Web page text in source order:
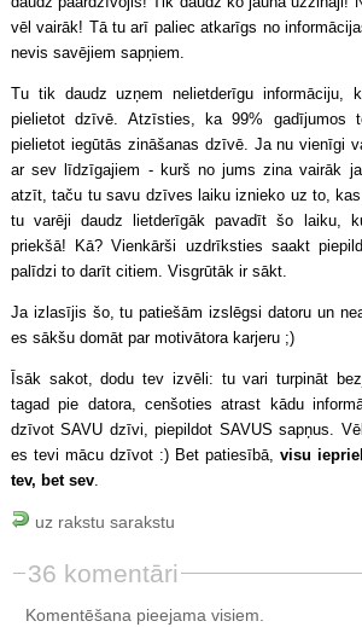
vēl vairāk! Tā tu arī paliec atkarīgs no
nevis savējiem sapņiem.
Tu tik daudz uzņem nelietderīgu informāciju,
pielietot dzīvē. Atzīsties, ka 99% gadījumos
pielietot iegūtās zināšanas dzīvē. Ja nu vienīgi
ar sev līdzīgajiem - kurš no jums zina vairāk
atzīt, taču tu savu dzīves laiku iznieko uz to,
tu varēji daudz lietderīgāk pavadīt šo laiku,
priekšā! Kā? Vienkārši uzdrīksties saakt
palīdzi to darīt citiem. Visgrūtāk ir sākt.
Ja izlasījis šo, tu patiešām izslēgsi datoru un
es sākšu domāt par motivātora karjeru ;)
Īsāk sakot, dodu tev izvēli: tu vari turpināt
tagad pie datora, cenšoties atrast kādu
dzīvot SAVU dzīvi, piepildot SAVUS sapņus.
es tevi mācu dzīvot :) Bet patiesībā,visu
tev, bet sev.
uz rakstu sarakstu
36 komentāri
Komentēšana pieejama visiem.